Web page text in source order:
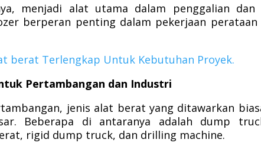
menjadi alat utama dalam penggalian dan
berperan penting dalam pekerjaan
berat Terlengkap Untuk Kebutuhan Proyek.
Pertambangan dan Industri
jenis alat berat yang ditawarkan
Beberapa di antaranya adalah dump
rigid dump truck, dan drilling machine.